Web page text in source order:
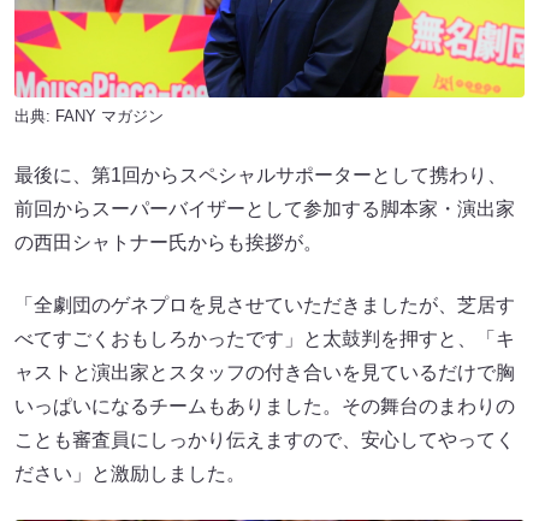
出典: FANY マガジン
最後に、第1回からスペシャルサポーターとして携わり、
前回からスーパーバイザーとして参加する脚本家・演出家
の西田シャトナー氏からも挨拶が。
「全劇団のゲネプロを見させていただきましたが、芝居す
べてすごくおもしろかったです」と太鼓判を押すと、「キ
ャストと演出家とスタッフの付き合いを見ているだけで胸
いっぱいになるチームもありました。その舞台のまわりの
ことも審査員にしっかり伝えますので、安心してやってく
ださい」と激励しました。